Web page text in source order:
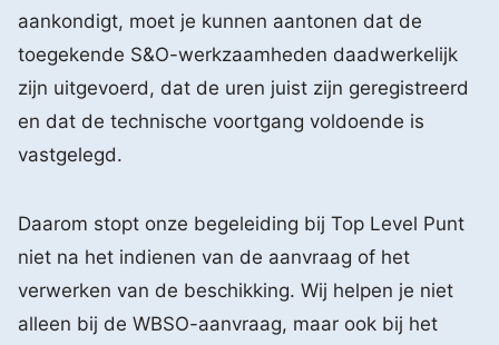
aankondigt, moet je kunnen aantonen dat de
toegekende S&O-werkzaamheden daadwerkelijk
zijn uitgevoerd, dat de uren juist zijn geregistreerd
en dat de technische voortgang voldoende is
vastgelegd.
Daarom stopt onze begeleiding bij Top Level Punt
niet na het indienen van de aanvraag of het
verwerken van de beschikking. Wij helpen je niet
alleen bij de WBSO-aanvraag, maar ook bij het